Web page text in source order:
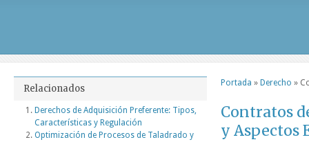
Portada » Derecho »
Contratos
y Aspectos
Relacionados
Derechos de Adquisición Preferente: Tipos,
Características y Regulación
Optimización de Procesos de Taladrado y